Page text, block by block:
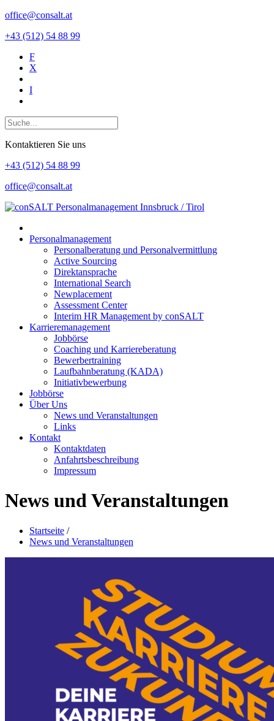
office@consalt.at
+43 (512) 54 88 99
F
X
I
Kontaktieren Sie uns
+43 (512) 54 88 99
office@consalt.at
Personalmanagement
Personalberatung und Personalvermittlung
Active Sourcing
Direktansprache
International Search
Newplacement
Assessment Center
Interim HR Management by conSALT
Karrieremanagement
Jobbörse
Coaching und Karriereberatung
Bewerbertraining
Laufbahnberatung (KADA)
Initiativbewerbung
Jobbörse
Über Uns
News und Veranstaltungen
Links
Kontakt
Kontaktdaten
Anfahrtsbeschreibung
Impressum
News und Veranstaltungen
Startseite /
News und Veranstaltungen